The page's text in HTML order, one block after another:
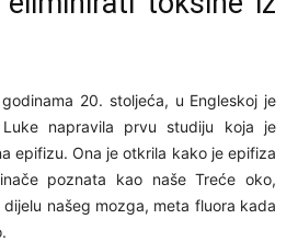
20. stoljeća, u Engleskoj je
Luke napravila prvu studiju koja je
epifizu. Ona je otkrila kako je epifiza
poznata kao naše Treće oko,
našeg mozga, meta fluora kada